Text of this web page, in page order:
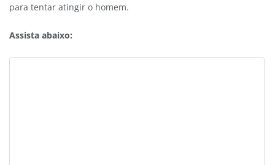
para tentar atingir o homem.
Assista abaixo: